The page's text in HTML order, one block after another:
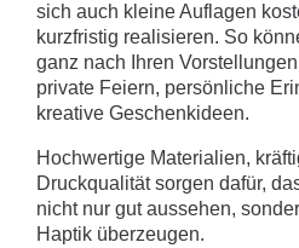
sich auch kleine Auflagen
kurzfristig realisieren. So
ganz nach Ihren
private Feiern, persönliche
kreative Geschenkideen.
Hochwertige Materialien,
Druckqualität sorgen dafür,
nicht nur gut aussehen,
Haptik überzeugen.